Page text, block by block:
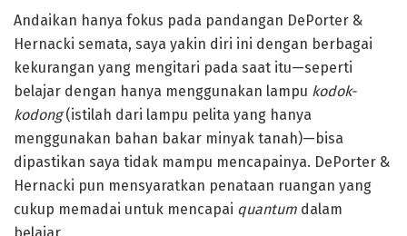
Andaikan hanya fokus pada pandangan DePorter &
Hernacki semata, saya yakin diri ini dengan berbagai
kekurangan yang mengitari pada saat itu—seperti
belajar dengan hanya menggunakan lampu kodok-
kodong(istilah dari lampu pelita yang hanya
menggunakan bahan bakar minyak tanah)—bisa
dipastikan saya tidak mampu mencapainya. DePorter &
Hernacki pun mensyaratkan penataan ruangan yang
cukup memadai untuk mencapai quantum dalam